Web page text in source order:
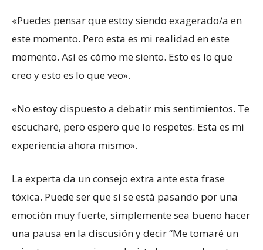
«Puedes pensar que estoy siendo exagerado/a en
este momento. Pero esta es mi realidad en este
momento. Así es cómo me siento. Esto es lo que
creo y esto es lo que veo».
«No estoy dispuesto a debatir mis sentimientos. Te
escucharé, pero espero que lo respetes. Esta es mi
experiencia ahora mismo».
La experta da un consejo extra ante esta frase
tóxica. Puede ser que si se está pasando por una
emoción muy fuerte, simplemente sea bueno hacer
una pausa en la discusión y decir “Me tomaré un